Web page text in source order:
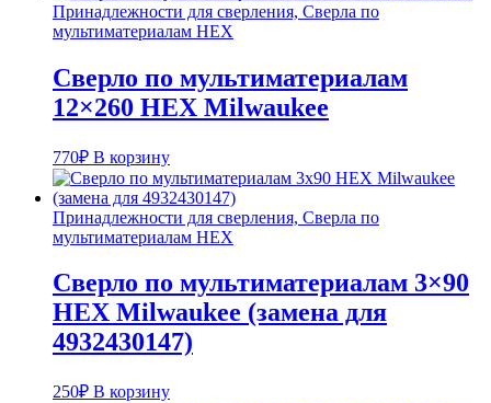
Принадлежности для сверления, Сверла по
мультиматериалам HEX
Сверло по мультиматериалам
12×260 HEX Milwaukee
770₽ В корзину
Принадлежности для сверления, Сверла по
мультиматериалам HEX
Сверло по мультиматериалам 3×90
HEX Milwaukee (замена для
4932430147)
250₽ В корзину